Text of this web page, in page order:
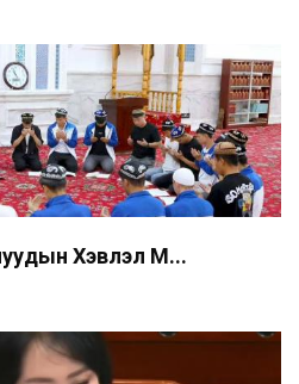
Хэвлэл М...